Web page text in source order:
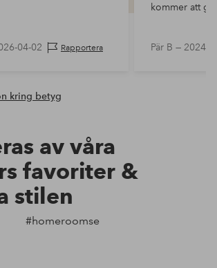
04-02 Rapportera
kommer att
Pär B — 2024-
kring betyg
av våra
favoriter &
stilen
#homeroomse